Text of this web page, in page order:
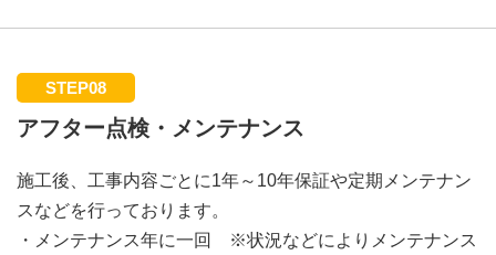
STEP08
アフター点検・メンテナンス
施工後、工事内容ごとに1年～10年保証や定期メンテナン
スなどを行っております。
・メンテナンス年に一回 ※状況などによりメンテナンス